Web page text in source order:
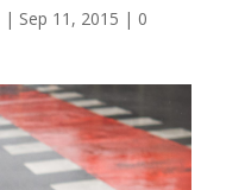
| Sep 11, 2015 | 0